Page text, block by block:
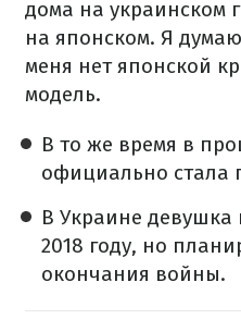
дома на украинском
на японском. Я
меня нет японской
модель.
В то же время в
официально стала
В Украине
2018 году, но
окончания войны.